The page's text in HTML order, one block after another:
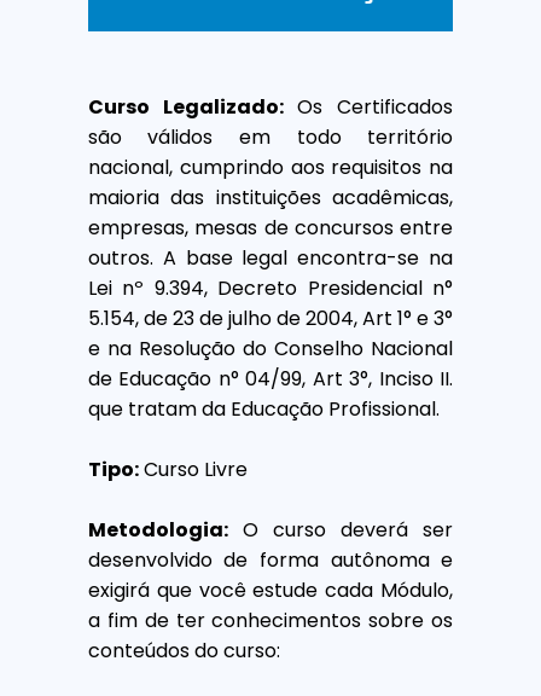
Curso Legalizado:Os Certificados
são válidos em todo território
nacional, cumprindo aos requisitos na
maioria das instituições acadêmicas,
empresas, mesas de concursos entre
outros. A base legal encontra-se na
Lei nº 9.394, Decreto Presidencial n°
5.154, de 23 de julho de 2004, Art 1° e 3°
e na Resolução do Conselho Nacional
de Educação n° 04/99, Art 3°, Inciso II.
que tratam da Educação Profissional.
Tipo:Curso Livre
Metodologia:O curso deverá ser
desenvolvido de forma autônoma e
exigirá que você estude cada Módulo,
a fim de ter conhecimentos sobre os
conteúdos do curso: